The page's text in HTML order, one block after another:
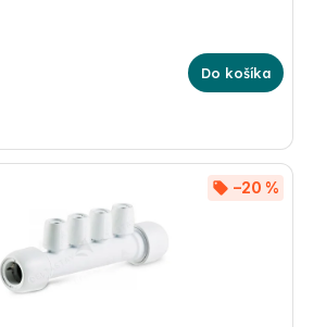
Do košíka
–20 %